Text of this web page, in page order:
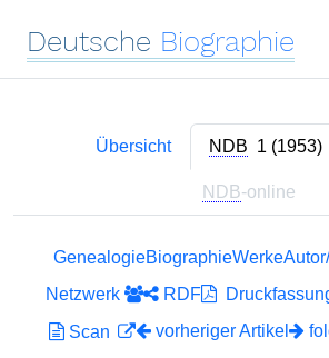
Deutsche Biographie
Übersicht NDB 1 (1953)
NDB-online
GenealogieBiographieWerke
Netzwerk
RDF
Scan
vorheriger Artikel